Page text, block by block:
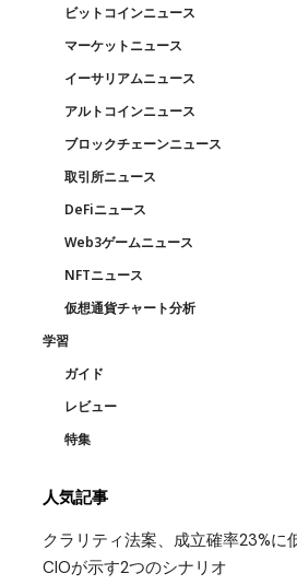
ビットコインニュース
マーケットニュース
イーサリアムニュース
アルトコインニュース
ブロックチェーンニュース
取引所ニュース
DeFiニュース
Web3ゲームニュース
NFTニュース
仮想通貨チャート分析
学習
ガイド
レビュー
特集
人気記事
クラリティ法案、成立確率23%
CIOが示す2つのシナリオ